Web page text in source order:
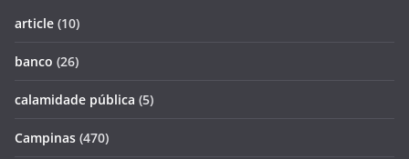
article (10)
banco (26)
calamidade pública (5)
Campinas (470)